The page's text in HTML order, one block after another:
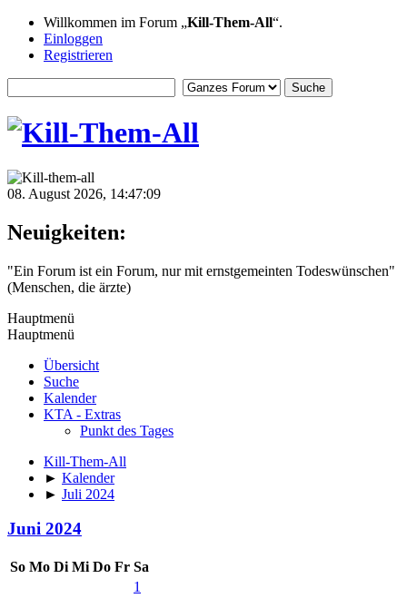
Willkommen im Forum „Kill-Them-All“.
Einloggen
Registrieren
08. August 2026, 14:47:09
Neuigkeiten:
"Ein Forum ist ein Forum, nur mit ernstgemeinten Todeswünschen"
(Menschen, die ärzte)
Hauptmenü
Hauptmenü
Übersicht
Suche
Kalender
KTA - Extras
Punkt des Tages
Kill-Them-All
► Kalender
► Juli 2024
Juni 2024
So Mo Di Mi Do Fr Sa
1